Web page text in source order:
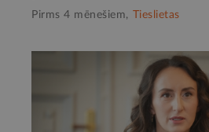
Pirms 4 mēnešiem, Tieslietas